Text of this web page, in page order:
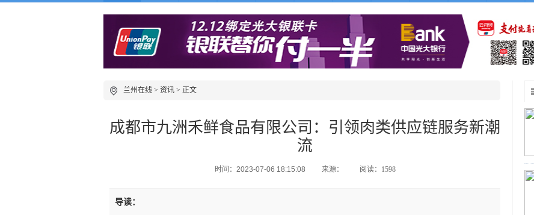
兰州在线 > 资讯 > 正文
成都市九洲禾鲜食品有限公司：引领肉类供应链服务新潮
流
时间：2023-07-06 18:15:08 来源： 阅读：1598
导读：